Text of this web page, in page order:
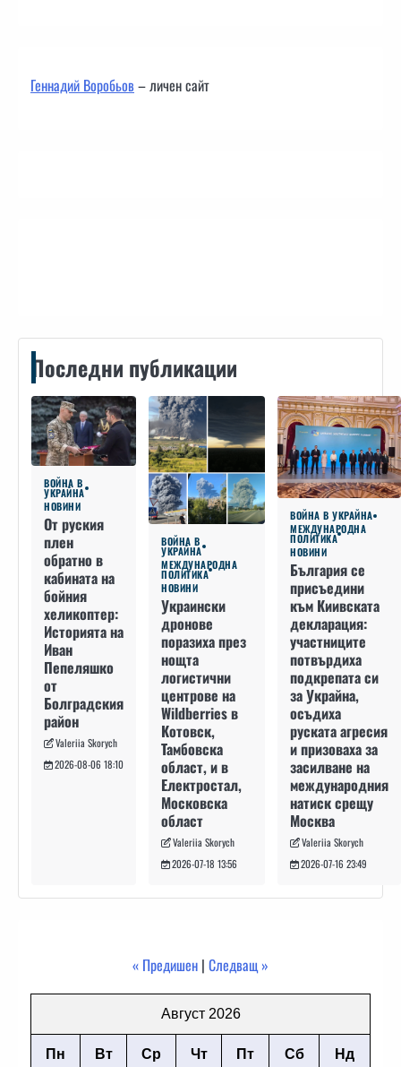
Геннадий Воробьов– личен сайт
Последни публикации
ВОЙНА В
УКРАЙНА
НОВИНИ
От руския
плен
обратно в
кабината на
бойния
хеликоптер:
Историята на
Иван
Пепеляшко
от
Болградския
район
Valeriia Skorych
2026-08-06 18:10
ВОЙНА В
УКРАЙНА
МЕЖДУНАРОДНА
ПОЛИТИКА
НОВИНИ
Украински
дронове
поразиха през
нощта
логистични
центрове на
Wildberries в
Котовск,
Тамбовска
област, и в
Електростал,
Московска
област
Valeriia Skorych
2026-07-18 13:56
ВОЙНА В УКРАЙНА
МЕЖДУНАРОДНА
ПОЛИТИКА
НОВИНИ
България се
присъедини
към Киивската
декларация:
участниците
потвърдиха
подкрепата си
за Украйна,
осъдиха
руската агресия
и призоваха за
засилване на
международния
натиск срещу
Москва
Valeriia Skorych
2026-07-16 23:49
« Предишен | Следващ »
Август 2026
Пн Вт Ср Чт Пт Сб Нд